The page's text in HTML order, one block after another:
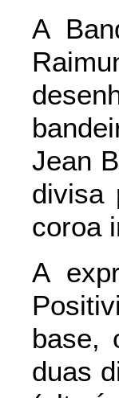
A
Jean
divisa
coroa
A
base,
duas